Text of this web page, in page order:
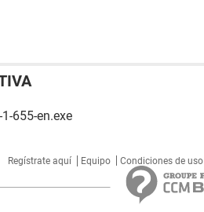
655-en.exe
Regístrate aquí Equipo Condiciones de uso